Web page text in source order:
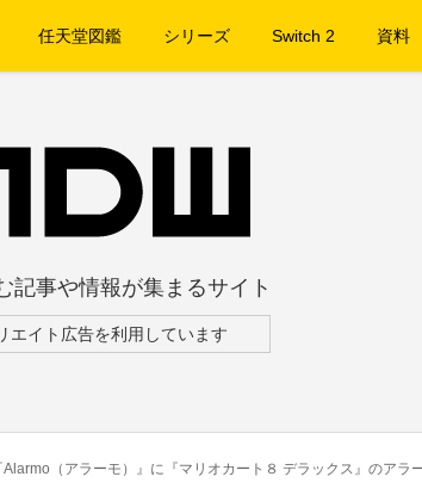
任天堂図鑑 シリーズ Switch 2 資料
記事や情報が集まるサイト
エイト広告を利用しています
Alarmo（アラーモ）』に『マリオカート８ デラックス』のアラ